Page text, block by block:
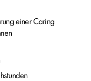
einerCaring